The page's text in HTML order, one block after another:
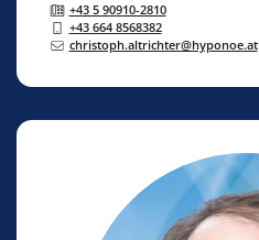
+43 5 90910-2810
+43 664 8568382
christoph.altrichter@hyponoe.at